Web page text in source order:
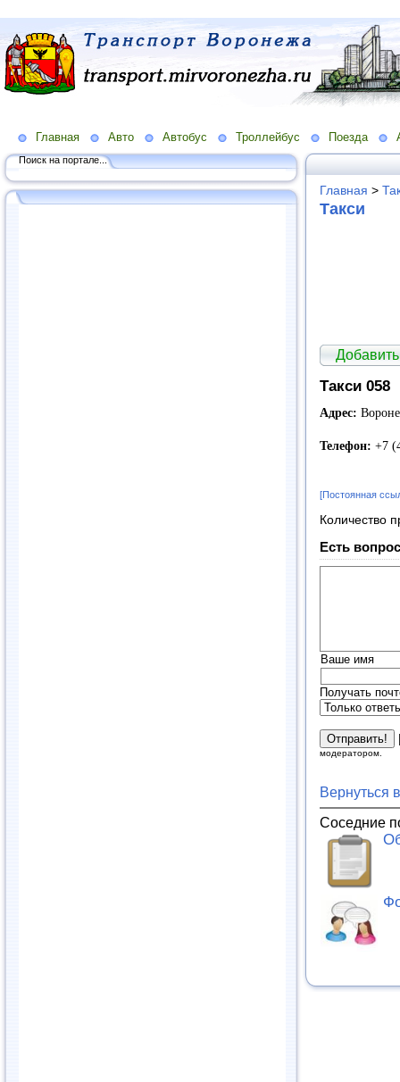
Главная Авто Автобус Троллейбус Поезда
Поиск на портале...
Главная >
Такси
Добавить
Такси 058
Адрес:
Телефон: +7
[Постоянная
Количество
Есть
Ваше имя
Получать
модератором.
Вернуться
Соседние